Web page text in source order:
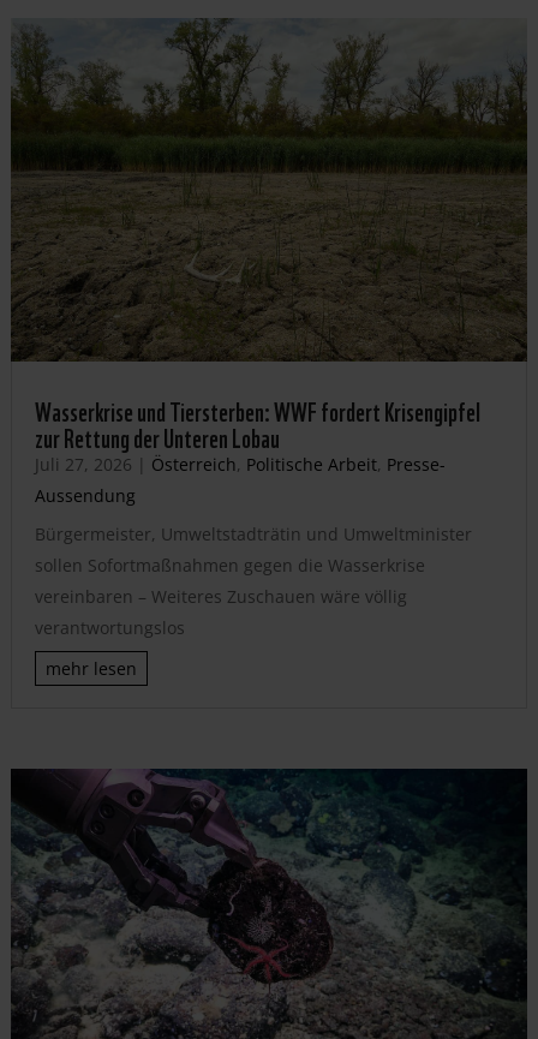
Wasserkrise und Tiersterben: WWF fordert Krisengipfel
zur Rettung der Unteren Lobau
Juli 27, 2026 | Österreich, Politische Arbeit, Presse-
Aussendung
Bürgermeister, Umweltstadträtin und Umweltminister
sollen Sofortmaßnahmen gegen die Wasserkrise
vereinbaren – Weiteres Zuschauen wäre völlig
verantwortungslos
mehr lesen